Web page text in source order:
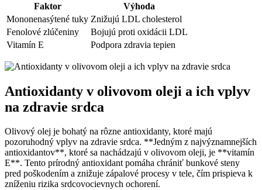
Faktor
Výhoda
Mononenasýtené tuky Znižujú LDL cholesterol
Fenolové zlúčeniny
Bojujú proti oxidácii LDL
Vitamín E
Podpora zdravia tepien
Antioxidanty v olivovom oleji a ich vplyv
na zdravie srdca
Olivový olej je bohatý na rôzne antioxidanty, ktoré majú
pozoruhodný vplyv na zdravie srdca. **Jedným z najvýznamnejších
antioxidantov**, ktoré sa nachádzajú v olivovom oleji, je **vitamín
E**. Tento prírodný antioxidant pomáha chrániť bunkové steny
pred poškodením a znižuje zápalové procesy v tele, čím prispieva k
zníženiu rizika srdcovocievnych ochorení.